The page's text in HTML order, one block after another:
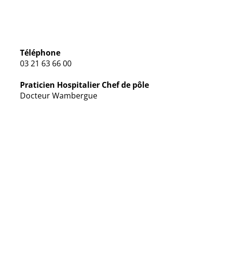
Téléphone
03 21 63 66 00
Praticien Hospitalier Chef de pôle
Docteur Wambergue